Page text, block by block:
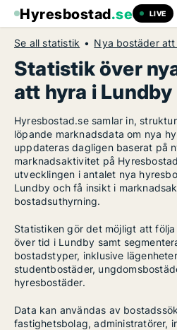
Hyresbostad.se LIVE
Se all statistik Nya bostäder
Statistik över
att hyra i Lundby
Hyresbostad.se samlar in,
löpande marknadsdata om nya
uppdateras dagligen baserat på
marknadsaktivitet på
utvecklingen i antalet nya
Lundby och få insikt i
bostadsuthyrning.
Statistiken gör det möjligt att
över tid i Lundby samt
bostadstyper, inklusive
studentbostäder,
hyresbostäder.
Data kan användas av
fastighetsbolag, administratörer,